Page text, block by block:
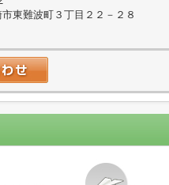
東難波町３丁目２２－２８